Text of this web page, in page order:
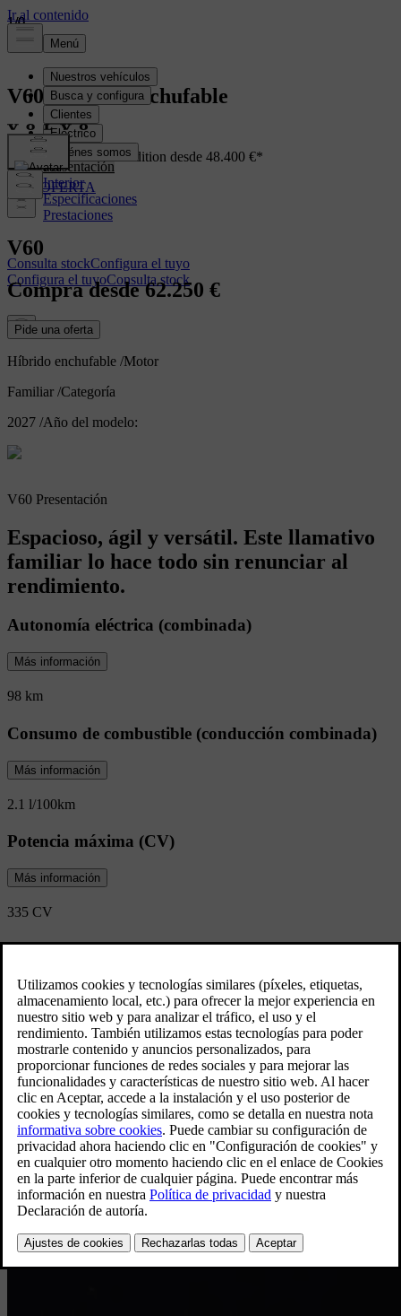
V60 Híbrido enchufable
Presentación
Interior
Especificaciones
Prestaciones
Consulta stockConfigura el tuyo
Configura el tuyoConsulta stock
Ahora con Premium Edition desde 48.400 €*
VER OFERTA
V60
Compra desde62.250 €
Pide una oferta
Híbrido enchufable /Motor
Familiar /Categoría
2027 /Año del modelo:
V60 Presentación
Espacioso, ágil y versátil. Este llamativo
familiar lo hace todo sin renunciar al
rendimiento.
Autonomía eléctrica (combinada)
Más información
98 km
Consumo de combustible (conducción combinada)
Más información
2.1 l/100km
Potencia máxima (CV)
Más información
335 CV
Aceleración (0-100 km/h)
Más información
5.4 s
Ve las especificaciones
Descubre las ofertas del V60 Híbrido
enchufable
Consigue ahora el Volvo V60 financiando desde 48.400 €*
Descubre las que mejor se ajusten a ti
1/0
1/0
1/0